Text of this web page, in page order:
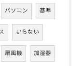
パソコン 基準
いらない
扇風機 加湿器